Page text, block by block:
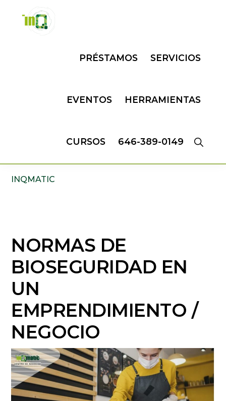
PRÉSTAMOS SERVICIOS
EVENTOS HERRAMIENTAS
CURSOS 646-389-0149
INQMATIC
NORMAS DE
BIOSEGURIDAD EN
UN
EMPRENDIMIENTO /
NEGOCIO